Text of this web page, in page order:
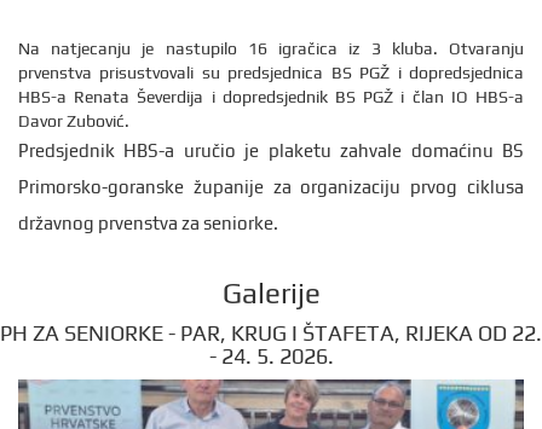
Na natjecanju je nastupilo 16 igračica iz 3 kluba. Otvaranju
prvenstva prisustvovali su predsjednica BS PGŽ i dopredsjednica
HBS-a Renata Ševerdija i dopredsjednik BS PGŽ i član IO HBS-a
Davor Zubović.
Predsjednik HBS-a uručio je plaketu zahvale domaćinu BS
Primorsko-goranske županije za organizaciju prvog ciklusa
državnog prvenstva za seniorke.
Galerije
PH ZA SENIORKE - PAR, KRUG I ŠTAFETA, RIJEKA OD 22.
- 24. 5. 2026.